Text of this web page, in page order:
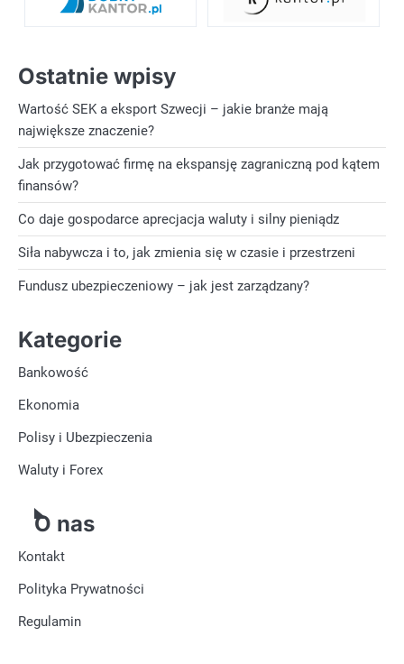
Ostatnie wpisy
Wartość SEK a eksport Szwecji – jakie branże mają
największe znaczenie?
Jak przygotować firmę na ekspansję zagraniczną pod kątem
finansów?
Co daje gospodarce aprecjacja waluty i silny pieniądz
Siła nabywcza i to, jak zmienia się w czasie i przestrzeni
Fundusz ubezpieczeniowy – jak jest zarządzany?
Kategorie
Bankowość
Ekonomia
Polisy i Ubezpieczenia
Waluty i Forex
O nas
Kontakt
Polityka Prywatności
Regulamin